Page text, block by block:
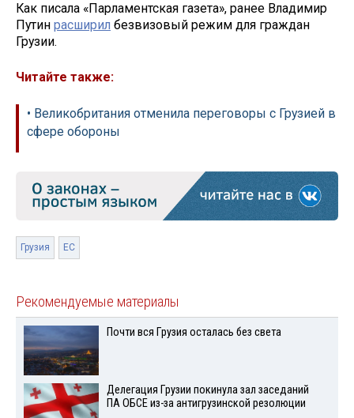
Как писала «Парламентская газета», ранее Владимир
Путин расширил безвизовый режим для граждан
Грузии.
Читайте также:
• Великобритания отменила переговоры с Грузией в
сфере обороны
Грузия ЕС
Рекомендуемые материалы
Почти вся Грузия осталась без света
Делегация Грузии покинула зал заседаний
ПА ОБСЕ из-за антигрузинской резолюции